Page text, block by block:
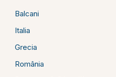
Balcani
Italia
Grecia
România